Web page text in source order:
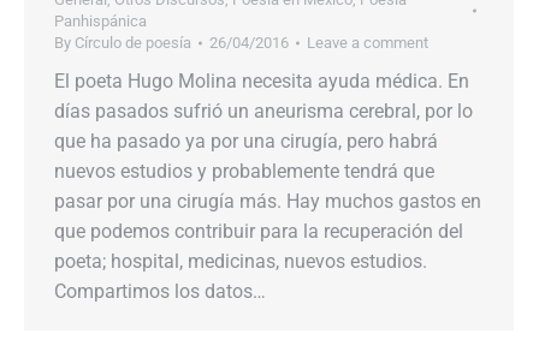
Panhispánica
By Círculo de poesía 26/04/2016 Leave a comment
El poeta Hugo Molina necesita ayuda médica. En
días pasados sufrió un aneurisma cerebral, por lo
que ha pasado ya por una cirugía, pero habrá
nuevos estudios y probablemente tendrá que
pasar por una cirugía más. Hay muchos gastos en
que podemos contribuir para la recuperación del
poeta; hospital, medicinas, nuevos estudios.
Compartimos los datos…